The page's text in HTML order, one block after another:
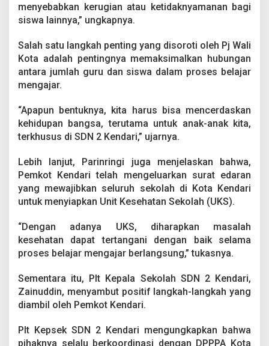
a
p
n
a
d
i
n
g
k
n
g
a
P
n
d
i
k
a
n
menyebabkan kerugian atau ketidaknyamanan bagi
siswa lainnya,” ungkapnya.
Salah satu langkah penting yang disoroti oleh Pj Wali
Kota adalah pentingnya memaksimalkan hubungan
antara jumlah guru dan siswa dalam proses belajar
mengajar.
“Apapun bentuknya, kita harus bisa mencerdaskan
kehidupan bangsa, terutama untuk anak-anak kita,
terkhusus di SDN 2 Kendari,” ujarnya.
Lebih lanjut, Parinringi juga menjelaskan bahwa,
Pemkot Kendari telah mengeluarkan surat edaran
yang mewajibkan seluruh sekolah di Kota Kendari
untuk menyiapkan Unit Kesehatan Sekolah (UKS).
“Dengan adanya UKS, diharapkan masalah
kesehatan dapat tertangani dengan baik selama
proses belajar mengajar berlangsung,” tukasnya.
Sementara itu, Plt Kepala Sekolah SDN 2 Kendari,
Zainuddin, menyambut positif langkah-langkah yang
diambil oleh Pemkot Kendari.
Plt Kepsek SDN 2 Kendari mengungkapkan bahwa
pihaknya selalu berkoordinasi dengan DPPPA Kota